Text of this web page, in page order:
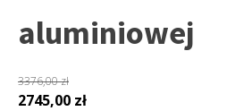
aluminiowej
3376,00zł
Pierwotna
2745,00 złAktualna